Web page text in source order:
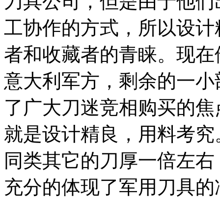
工协作的方式，所以设
者和收藏者的青睐。现
意大利军方，剩余的一
了广大刀迷竞相购买的焦
就是设计精良，用料考
同类其它的刀厚一倍左
充分的体现了军用刀具的